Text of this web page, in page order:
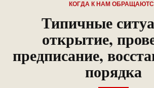
КОГДА К НАМ
Типичные
открытие,
предписание,
порядка